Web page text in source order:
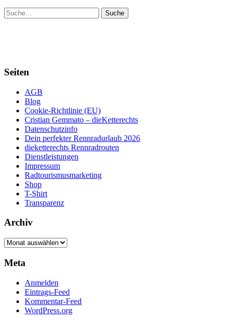
Suche
Seiten
AGB
Blog
Cookie-Richtlinie (EU)
Cristian Gemmato – dieKetterechts
Datenschutzinfo
Dein perfekter Rennradurlaub 2026
dieketterechts Rennradrouten
Dienstleistungen
Impressum
Radtourismusmarketing
Shop
T-Shirt
Transparenz
Archiv
Archiv
Meta
Anmelden
Eintrags-Feed
Kommentar-Feed
WordPress.org